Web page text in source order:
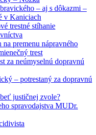
– aj s dôkazmi –
v Kaniciach
trestné stíhanie
premenu nápravného
trest
za neúmyselnú dopravnú
– potrestaný za dopravnú
justičnej zvole?
spravodajstva MUDr.